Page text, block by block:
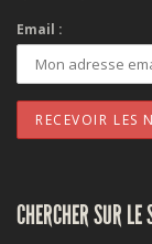
Email :
CHERCHER SUR LE